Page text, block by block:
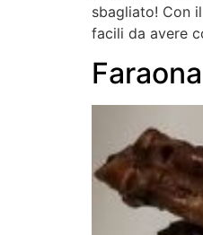
sbagliato! Con
facili da avere